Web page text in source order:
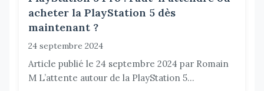
acheter la PlayStation 5 dès
maintenant ?
24 septembre 2024
Article publié le 24 septembre 2024 par Romain
M L’attente autour de la PlayStation 5...